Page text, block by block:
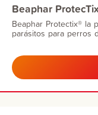
Beaphar
Beaphar Protectix® la
parásitos para perros